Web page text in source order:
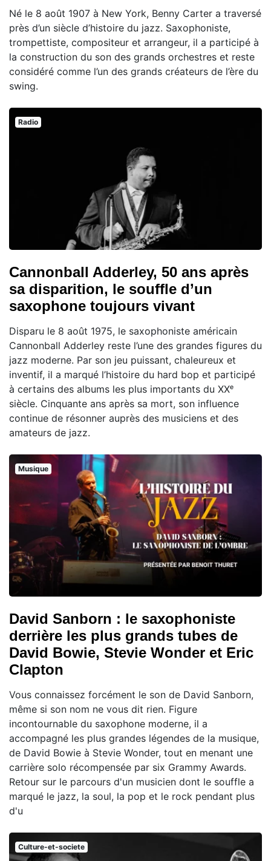
Né le 8 août 1907 à New York, Benny Carter a traversé
près d’un siècle d’histoire du jazz. Saxophoniste,
trompettiste, compositeur et arrangeur, il a participé à
la construction du son des grands orchestres et reste
considéré comme l’un des grands créateurs de l’ère du
swing.
Radio
Cannonball Adderley, 50 ans après
sa disparition, le souffle d’un
saxophone toujours vivant
Disparu le 8 août 1975, le saxophoniste américain
Cannonball Adderley reste l’une des grandes figures du
jazz moderne. Par son jeu puissant, chaleureux et
inventif, il a marqué l’histoire du hard bop et participé
à certains des albums les plus importants du XXᵉ
siècle. Cinquante ans après sa mort, son influence
continue de résonner auprès des musiciens et des
amateurs de jazz.
Musique
David Sanborn : le saxophoniste
derrière les plus grands tubes de
David Bowie, Stevie Wonder et Eric
Clapton
Vous connaissez forcément le son de David Sanborn,
même si son nom ne vous dit rien. Figure
incontournable du saxophone moderne, il a
accompagné les plus grandes légendes de la musique,
de David Bowie à Stevie Wonder, tout en menant une
carrière solo récompensée par six Grammy Awards.
Retour sur le parcours d'un musicien dont le souffle a
marqué le jazz, la soul, la pop et le rock pendant plus
d'u
Culture-et-societe